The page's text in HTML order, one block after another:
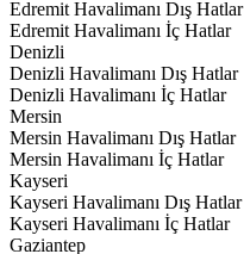
Edremit Havalimanı Dış Hatlar
Edremit Havalimanı İç Hatlar
Denizli
Denizli Havalimanı Dış Hatlar
Denizli Havalimanı İç Hatlar
Mersin
Mersin Havalimanı Dış Hatlar
Mersin Havalimanı İç Hatlar
Kayseri
Kayseri Havalimanı Dış Hatlar
Kayseri Havalimanı İç Hatlar
Gaziantep